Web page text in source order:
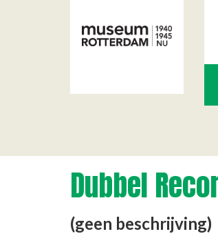
Dubbel
(geen beschrijving)